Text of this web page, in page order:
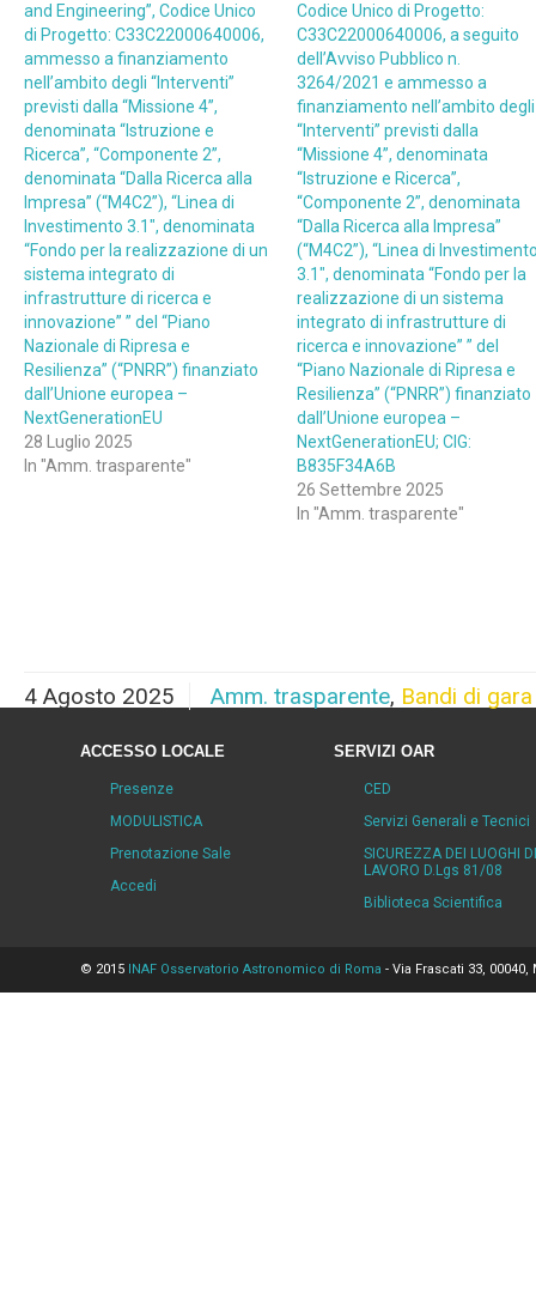
and Engineering”, Codice Unico
di Progetto: C33C22000640006,
ammesso a finanziamento
nell’ambito degli “Interventi”
previsti dalla “Missione 4”,
denominata “Istruzione e
Ricerca”, “Componente 2”,
denominata “Dalla Ricerca alla
Impresa” (“M4C2”), “Linea di
Investimento 3.1″, denominata
“Fondo per la realizzazione di un
sistema integrato di
infrastrutture di ricerca e
innovazione” ” del “Piano
Nazionale di Ripresa e
Resilienza” (“PNRR”) finanziato
dall’Unione europea –
NextGenerationEU
28 Luglio 2025
In "Amm. trasparente"
Codice Unico di Progetto:
C33C22000640006, a seguito
dell’Avviso Pubblico n.
3264/2021 e ammesso a
finanziamento nell’ambito degli
“Interventi” previsti dalla
“Missione 4”, denominata
“Istruzione e Ricerca”,
“Componente 2”, denominata
“Dalla Ricerca alla Impresa”
(“M4C2”), “Linea di
3.1″, denominata “Fondo per la
realizzazione di un sistema
integrato di infrastrutture di
ricerca e innovazione” ” del
“Piano Nazionale di Ripresa e
Resilienza” (“PNRR”) finanziato
dall’Unione europea –
NextGenerationEU; CIG:
B835F34A6B
26 Settembre 2025
In "Amm. trasparente"
4 Agosto 2025 Amm. trasparente, Bandi di gara
ACCESSO LOCALE
Presenze
MODULISTICA
Prenotazione Sale
Accedi
SERVIZI OAR
CED
Servizi Generali e Tecnici
SICUREZZA DEI LUOGHI DI
LAVORO D.Lgs 81/08
Biblioteca Scientifica
© 2015 INAF Osservatorio Astronomico di Roma - Via Frascati 33,